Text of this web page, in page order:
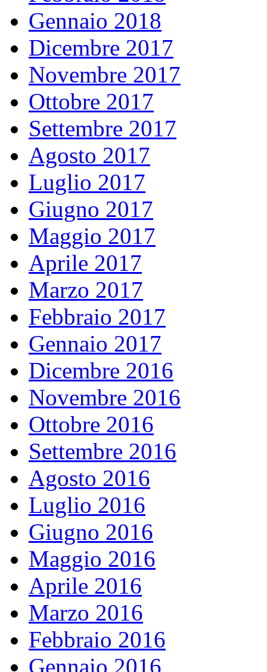
Gennaio 2018
Dicembre 2017
Novembre 2017
Ottobre 2017
Settembre 2017
Agosto 2017
Luglio 2017
Giugno 2017
Maggio 2017
Aprile 2017
Marzo 2017
Febbraio 2017
Gennaio 2017
Dicembre 2016
Novembre 2016
Ottobre 2016
Settembre 2016
Agosto 2016
Luglio 2016
Giugno 2016
Maggio 2016
Aprile 2016
Marzo 2016
Febbraio 2016
Gennaio 2016